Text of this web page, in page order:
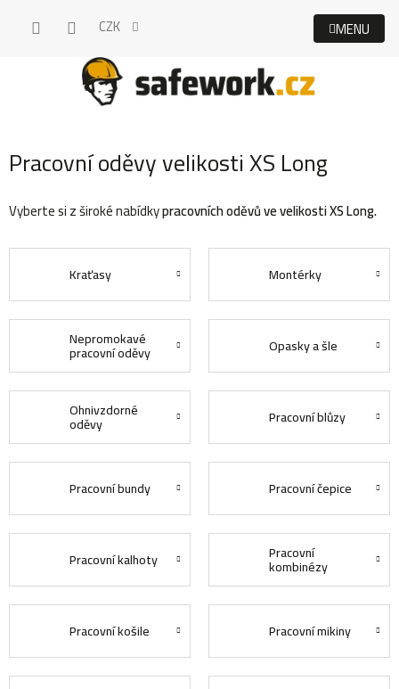
CZK
Pracovní oděvy velikosti XS Long
Vyberte si z široké nabídkypracovních oděvů ve velikosti XS Long.
Kraťasy Montérky
Nepromokavé
pracovní oděvy Opasky a šle
Ohnivzdorné
oděvy Pracovní blůzy
Pracovní bundy Pracovní čepice
Pracovní kalhoty Pracovní
kombinézy
Pracovní košile Pracovní mikiny